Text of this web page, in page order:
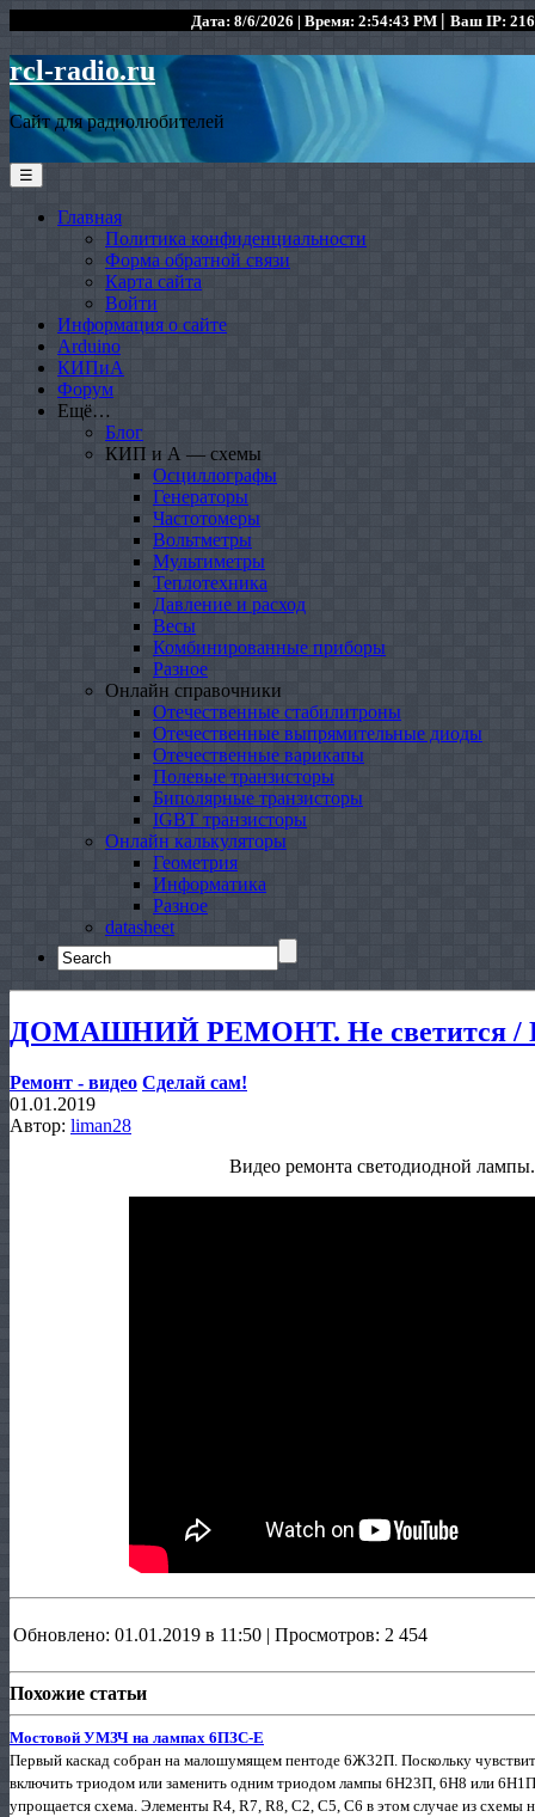
Дата: 8/6/2026 | Время: 2:54:43 PM | Ваш IP:
rcl-radio.ru
Сайт для радиолюбителей
☰
Главная
Политика конфиденциальности
Форма обратной связи
Карта сайта
Войти
Информация о сайте
Arduino
КИПиА
Форум
Ещё…
Блог
КИП и А — схемы
Осциллографы
Генераторы
Частотомеры
Вольтметры
Мультиметры
Теплотехника
Давление и расход
Весы
Комбинированные приборы
Разное
Онлайн справочники
Отечественные стабилитроны
Отечественные выпрямительные диоды
Отечественные варикапы
Полевые транзисторы
Биполярные транзисторы
IGBT транзисторы
Онлайн калькуляторы
Геометрия
Информатика
Разное
datasheet
Search
for:
ДОМАШНИЙ РЕМОНТ. Не светится /
Ремонт - видео Сделай сам!
01.01.2019
Автор: liman28
Видео ремонта светодиодной
Обновлено: 01.01.2019 в 11:50 | Просмотров: 2 454
Похожие статьи
Мостовой УМЗЧ на лампах 6ПЗС-Е
Первый каскад собран на малошумящем пентоде 6Ж32П. Поскольку
включить триодом или заменить одним триодом лампы 6Н23П, 6Н8 или
упрощается схема. Элементы R4, R7, R8, С2, C5, C6 в этом случае из схемы